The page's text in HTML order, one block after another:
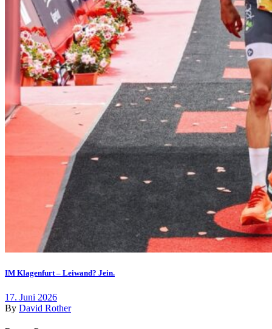
IM Klagenfurt – Leiwand? Jein.
17. Juni 2026
By David Rother